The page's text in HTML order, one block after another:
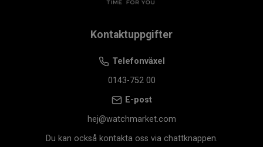
Kontaktuppgifter
Telefonväxel
0143-752 00
E-post
hej@watchmarket.com
Du kan också kontakta oss via chattknappen.